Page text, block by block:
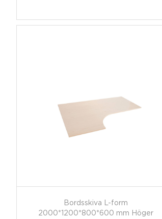
Bordsskiva L-form
2000*1200*800*600 mm Höger